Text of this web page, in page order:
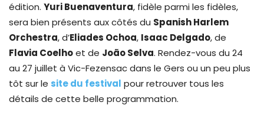
édition. Yuri Buenaventura, fidèle parmi les fidèles,
sera bien présents aux côtés du Spanish Harlem
Orchestra, d’Eliades Ochoa, Isaac Delgado, de
Flavia Coelhoet de João Selva. Rendez-vous du 24
au 27 juillet à Vic-Fezensac dans le Gers ou un peu plus
tôt sur le site du festival pour retrouver tous les
détails de cette belle programmation.